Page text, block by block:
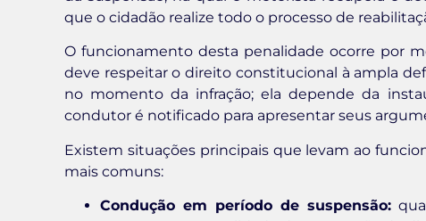
que o cidadão realize todo o processo de
O funcionamento desta penalidade ocorre por
deve respeitar o direito constitucional à ampla
no momento da infração; ela depende da
condutor é notificado para apresentar seus
Existem situações principais que levam ao
mais comuns:
Condução em período de suspensão: